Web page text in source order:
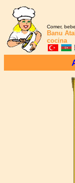
Comer,
Banu
cocina